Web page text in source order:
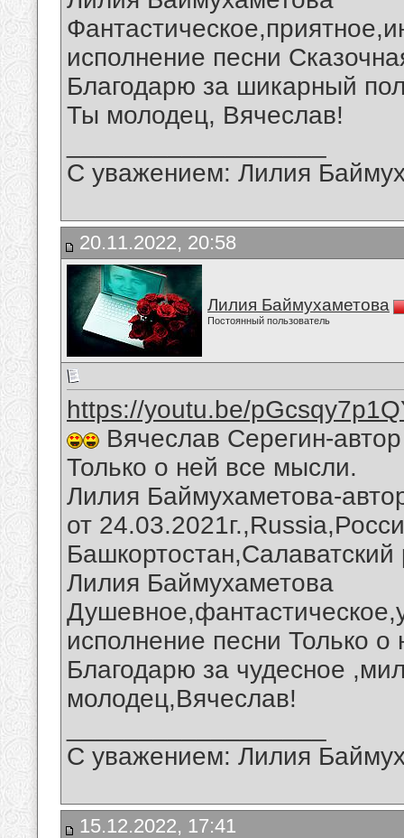
исполнение песни
Благодарю за шикарный
Ты молодец, Вячеслав!
С уважением: Лилия
20.11.2022, 20:58
Лилия Баймухаметова
Постоянный пользователь
https://youtu.be/
Вячеслав Серегин-
Только о ней все мысли.
Лилия Баймухаметова-
от
Лилия Баймухаметова
исполнение песни Только
Благодарю за чудесное
молодец,Вячеслав!
С уважением: Лилия
15.12.2022, 17:41